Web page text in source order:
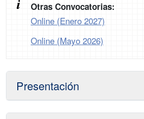
Otras Convocatorias:
Online (Enero 2027)
Online (Mayo 2026)
Presentación